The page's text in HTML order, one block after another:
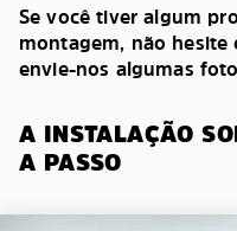
Se você tiver algum
montagem, não hesite
envie-nos algumas
A INSTALAÇÃO
A PASSO